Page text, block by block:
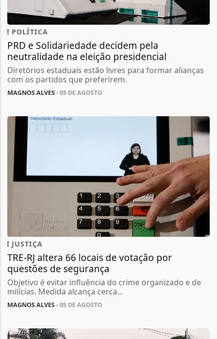
POLÍTICA
PRD e Solidariedade decidem pela
neutralidade na eleição presidencial
Diretórios estaduais estão livres para formar alianças
com os partidos que preferirem.
MAGNOS ALVES- 05 DE AGOSTO
JUSTIÇA
TRE-RJ altera 66 locais de votação por
questões de segurança
Objetivo é evitar influência do crime organizado e de
milícias. Medida alcança cerca...
MAGNOS ALVES- 05 DE AGOSTO